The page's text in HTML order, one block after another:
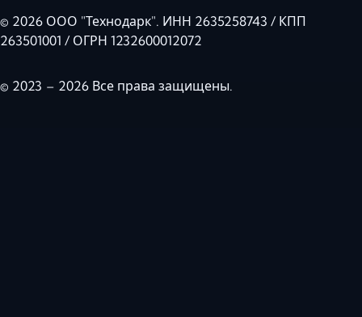
© 2026 ООО "Технодарк". ИНН 2635258743 / КПП
263501001 / ОГРН 1232600012072
© 2023 – 2026 Все права защищены.